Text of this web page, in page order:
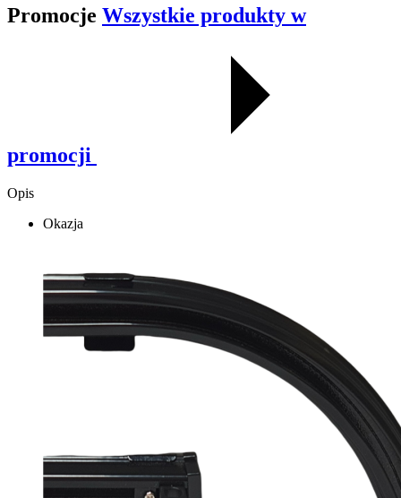
Promocje Wszystkie produkty w
promocji
Opis
Okazja